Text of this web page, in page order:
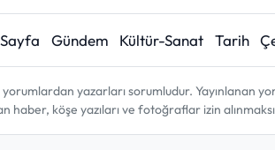
Gündem Kültür-Sanat Tarih
yazarları sorumludur. Yayınlanan
haber, köşe yazıları ve fotoğraflar izin